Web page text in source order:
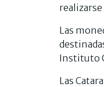
Las
Instituto
Las